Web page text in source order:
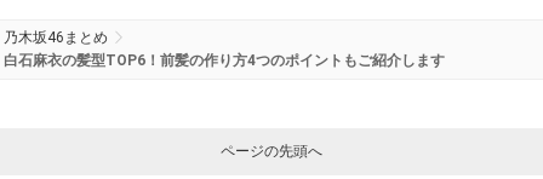
乃木坂46まとめ
白石麻衣の髪型TOP6！前髪の作り方4つのポイントもご紹介します
ページの先頭へ